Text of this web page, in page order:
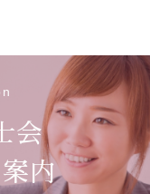
会
内